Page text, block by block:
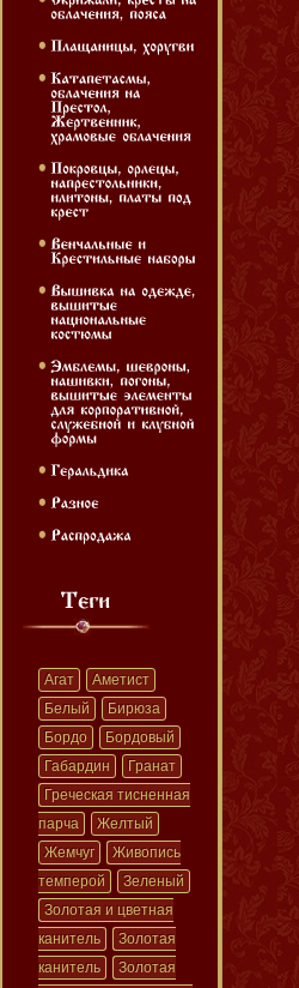
Агат
Аметист
Белый
Бирюза
Бордо
Бордовый
Габардин
Гранат
Греческая тисненная
парча
Желтый
Жемчуг
Живопись
темперой
Зеленый
Золотая и цветная
канитель
Золотая
канитель
Золотая